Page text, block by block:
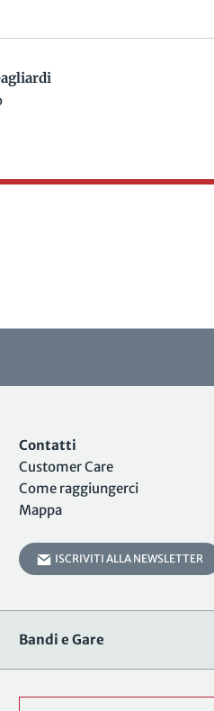
Contatti
Customer Care
Come raggiungerci
Mappa
ISCRIVITI ALLA NEWSLETTER
Bandi e Gare